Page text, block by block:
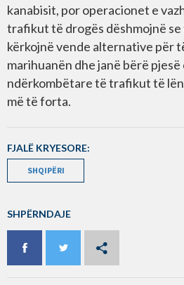
kanabisit, por operacionet e
trafikut të drogës dëshmojnë
kërkojnë vende alternative për
marihuanën dhe janë bërë
ndërkombëtare të trafikut të
më të forta.
FJALË KRYESORE:
SHQIPËRI
SHPËRNDAJE